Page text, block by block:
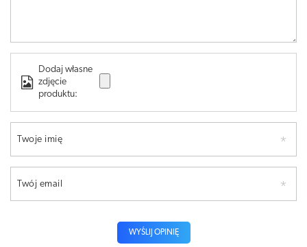
Dodaj własne
zdjęcie
produktu:
Twoje imię
Twój email
WYŚLIJ OPINIĘ